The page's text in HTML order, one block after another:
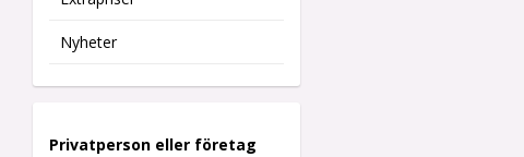
Nyheter
Privatperson eller företag